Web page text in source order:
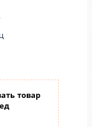
товар